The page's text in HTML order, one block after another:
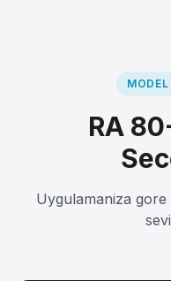
RA
Uygulamaniza